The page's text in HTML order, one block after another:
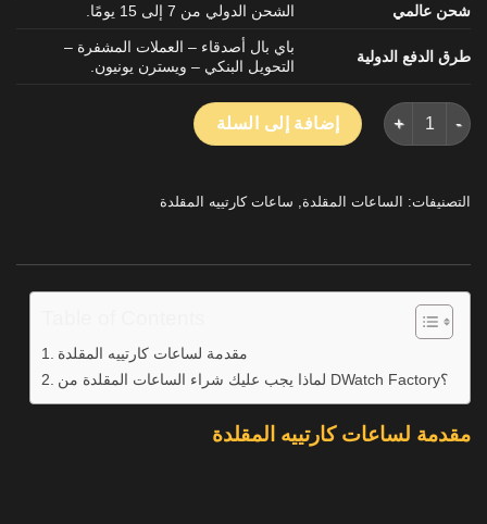
شحن عالمي الشحن الدولي من 7 إلى 15 يومًا.
طرق الدفع الدولية
باي بال أصدقاء – العملات المشفرة –
التحويل البنكي – ويسترن يونيون.
كمية كارتييه Panthère دي كارتييه المرأة طبق الاصل الساعات الذهب الأصفر 27mm
إضافة إلى السلة
التصنيفات: الساعات المقلدة ساعات كارتييه المقلدة
مقدمة لساعات كارتييه المقلدة
لماذا يجب عليك شراء الساعات المقلدة من DWatch Factory؟
مقدمة لساعات كارتييه المقلدة